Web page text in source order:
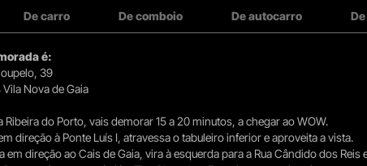
De carro De comboio De autocarro
é:
39
Nova de Gaia
Ribeira do Porto, vais demorar 15 a 20 minutos, a chegar ao WOW.
direção à Ponte Luís I, atravessa o tabuleiro inferior e aproveita a vista.
em direção ao Cais de Gaia, vira à esquerda para a Rua Cândido dos Reis